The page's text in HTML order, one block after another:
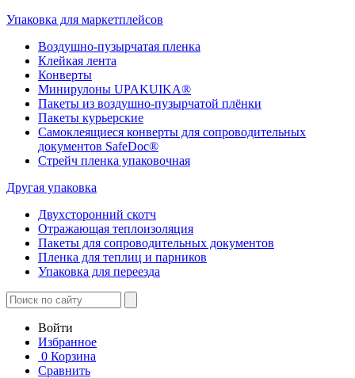
Упаковка для маркетплейсов
Воздушно-пузырчатая пленка
Клейкая лента
Конверты
Минирулоны UPAKUIKA®
Пакеты из воздушно-пузырчатой плёнки
Пакеты курьерские
Самоклеящиеся конверты для сопроводительных
документов SafeDoc®
Стрейч пленка упаковочная
Другая упаковка
Двухсторонний скотч
Отражающая теплоизоляция
Пакеты для сопроводительных документов
Пленка для теплиц и парников
Упаковка для переезда
Войти
Избранное
0 Корзина
Сравнить